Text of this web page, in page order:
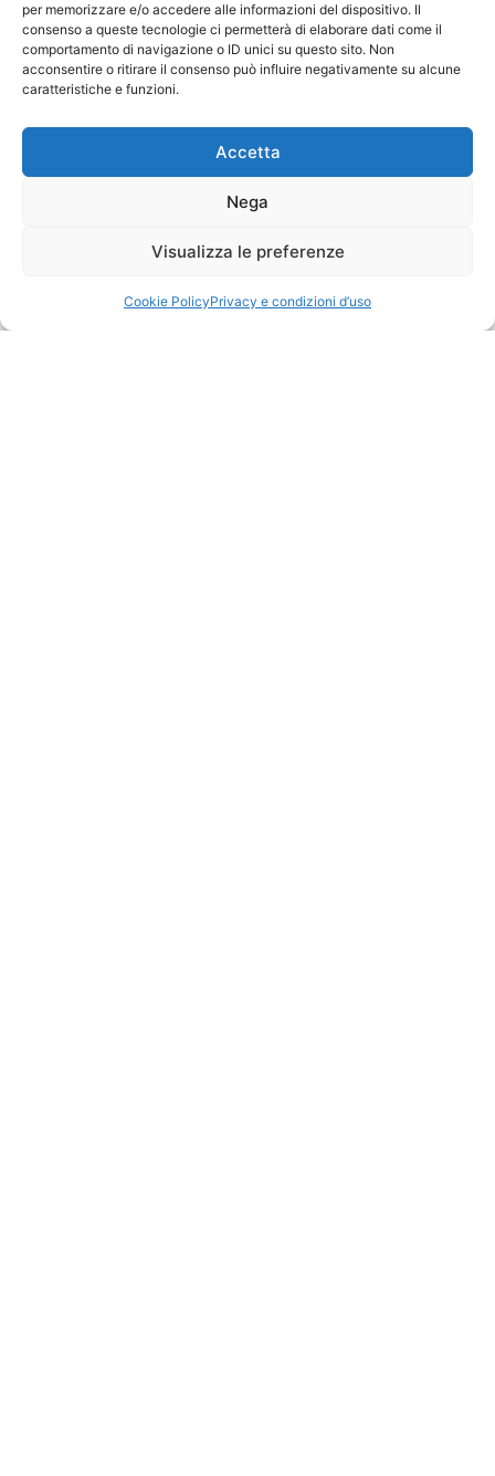
per memorizzare e/o accedere alle informazioni del dispositivo. Il
consenso a queste tecnologie ci permetterà di elaborare dati come il
comportamento di navigazione o ID unici su questo sito. Non
acconsentire o ritirare il consenso può influire negativamente su alcune
caratteristiche e funzioni.
Accetta
Nega
Visualizza le preferenze
Cookie PolicyPrivacy e condizioni d’uso